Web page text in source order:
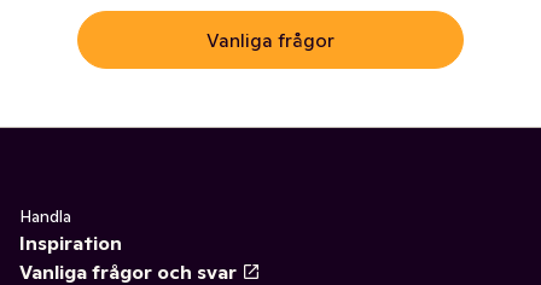
Vanliga frågor
Handla
Inspiration
Vanliga frågor och svar